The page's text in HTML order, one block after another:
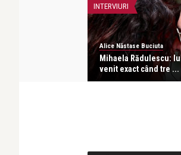
INTERVIURI
Alice Năstase Buciuta
Mihaela Rădulescu:
venit exact când tre ...